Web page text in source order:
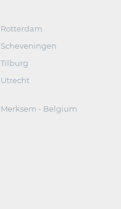
Rotterdam
Scheveningen
Tilburg
Utrecht
Merksem - Belgium